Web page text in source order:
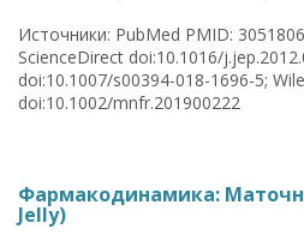
Источники: PubMed PMID:
ScienceDirect doi:10.1016/
doi:10.1007/s00394-018-1696-5;
doi:10.1002/mnfr.201900222
Фармакодинамика:
Jelly)